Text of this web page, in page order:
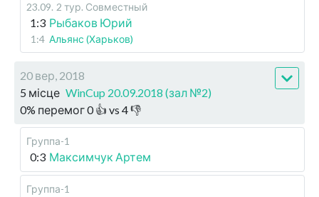
23.09. 2 тур. Совместный
1:3 Рыбаков Юрий
1:4 Альянс (Харьков)
20 вер, 2018
5 місце WinCup 20.09.2018 (зал №2)
0% перемог0👍 vs 4👎
Группа-1
0:3 Максимчук Артем
Группа-1